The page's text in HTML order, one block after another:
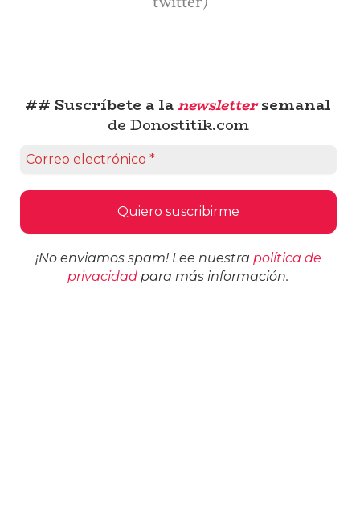
## Suscríbete a lanewslettersemanal
de Donostitik.com
¡No enviamos spam! Lee nuestra política de
privacidad para más información.